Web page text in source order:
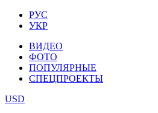
РУС
УКР
ВИДЕО
ФОТО
ПОПУЛЯРНЫЕ
СПЕЦПРОЕКТЫ
USD